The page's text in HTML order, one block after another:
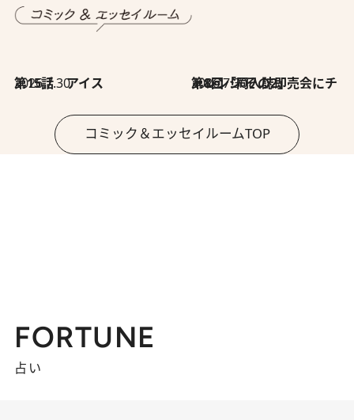
2026.7.30
第15話 アイス 2026.7.30
第8回「同人誌即売会にチャレンジ その2」
コミック＆エッセイルームTOP
FORTUNE
占い